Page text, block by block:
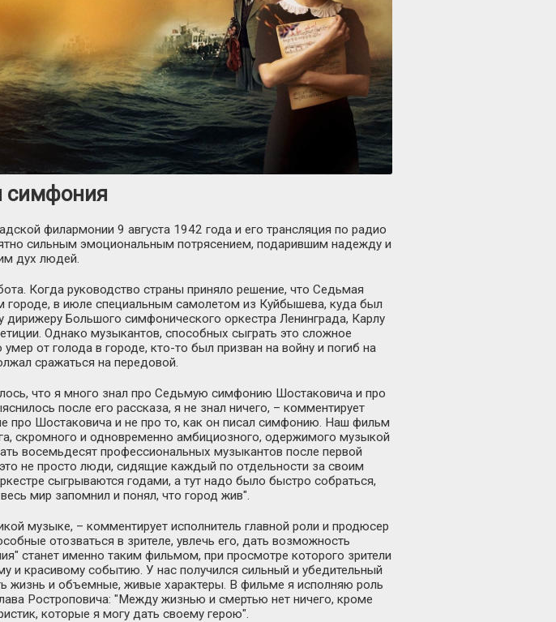
симфония
филармонии 9 августа 1942 года и его трансляция по радио
сильным эмоциональным потрясением, подарившим надежду и
дух людей.
Когда руководство страны приняло решение, что Седьмая
в июле специальным самолетом из Куйбышева, куда был
дирижеру Большого симфонического оркестра Ленинграда, Карлу
Однако музыкантов, способных сыграть это сложное
от голода в городе, кто-то был призван на войну и погиб на
сражаться на передовой.
что я много знал про Седьмую симфонию Шостаковича и про
после его рассказа, я не знал ничего, – комментирует
про Шостаковича и не про то, как он писал симфонию. Наш фильм
скромного и одновременно амбициозного, одержимого музыкой
восемьдесят профессиональных музыкантов после первой
не просто люди, сидящие каждый по отдельности за своим
сыгрываются годами, а тут надо было быстро собраться,
мир запомнил и понял, что город жив".
музыке, – комментирует исполнитель главной роли и продюсер
отозваться в зрителе, увлечь его, дать возможность
станет именно таким фильмом, при просмотре которого зрители
и красивому событию. У нас получился сильный и убедительный
жизнь и объемные, живые характеры. В фильме я исполняю роль
Ростроповича: "Между жизнью и смертью нет ничего, кроме
которые я могу дать своему герою".